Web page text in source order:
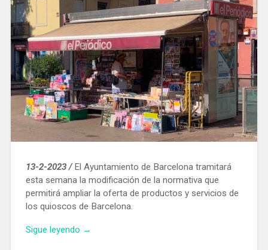
M€»
13-2-2023 /El Ayuntamiento de Barcelona tramitará
esta semana la modificación de la normativa que
permitirá ampliar la oferta de productos y servicios de
los quioscos de Barcelona.
Sigue leyendo «Barcelona
→